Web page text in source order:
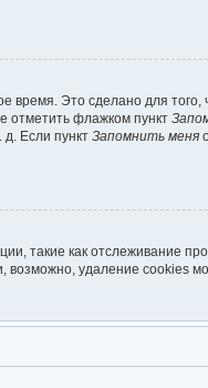
время. Это сделано для того,
отметить флажком пункт
Если пункт Запомнить меня
такие как отслеживание
удаление cookies